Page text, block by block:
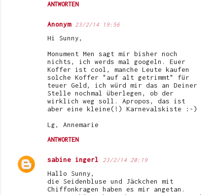
ANTWORTEN
Anonym 23/2/14 19:56
Hi Sunny,
Monument Men sagt mir bisher noch
nichts, ich werds mal googeln. Euer
Koffer ist cool, manche Leute kaufen
solche Koffer "auf alt getrimmt" für
teuer Geld, ich würd mir das an Deiner
Stelle nochmal überlegen, ob der
wirklich weg soll. Apropos, das ist
aber eine kleine(!) Karnevalskiste :-)
Lg, Annemarie
ANTWORTEN
sabine ingerl 23/2/14 20:19
Hallo Sunny,
die Seidenbluse und Jäckchen mit
Chiffonkragen haben es mir angetan.